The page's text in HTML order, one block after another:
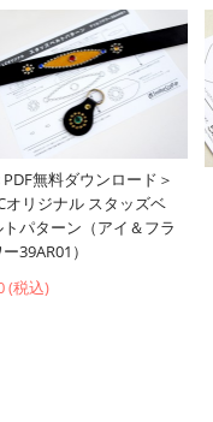
PDF無料ダウンロード＞
オリジナル スタッズベ
トパターン（アイ＆フラ
39AR01）
(税込)